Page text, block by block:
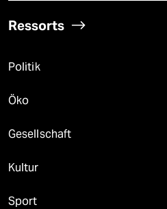
Ressorts
Politik
Öko
Gesellschaft
Kultur
Sport